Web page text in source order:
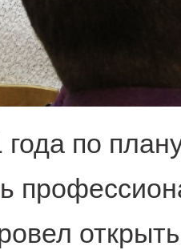
года по